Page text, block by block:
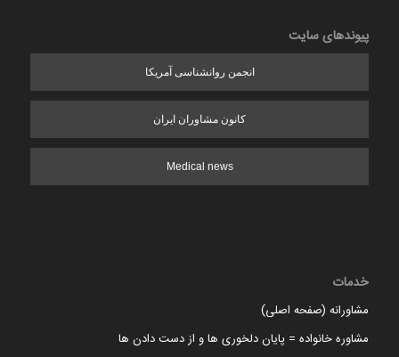
پیوندهای سایت
انجمن روانشناسی آمریکا
کانون مشاوران ایران
Medical news
خدمات
مشاورانه (صفحه اصلی)
مشاوره خانواده = پایان دلخوری ها و از دست دادن ها